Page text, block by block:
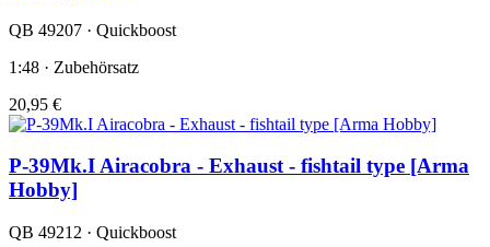
QB 49207 · Quickboost
1:48 · Zubehörsatz
20,95 €
P-39Mk.I Airacobra - Exhaust - fishtail type [Arma
Hobby]
QB 49212 · Quickboost